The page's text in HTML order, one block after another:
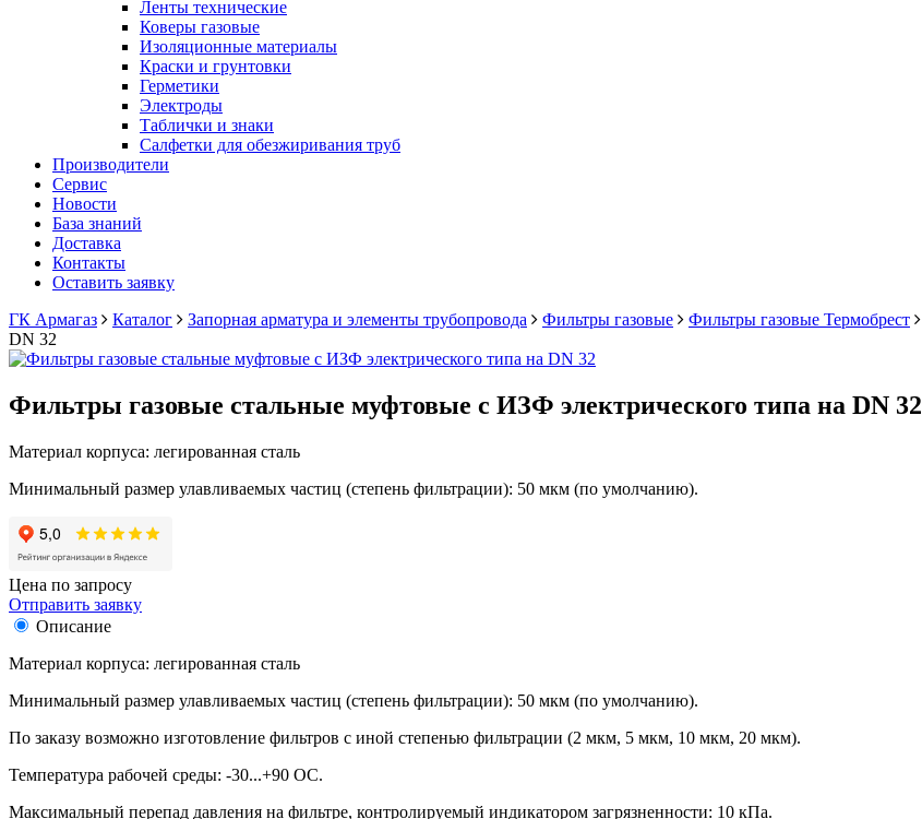
Ленты технические
Коверы газовые
Изоляционные материалы
Краски и грунтовки
Герметики
Электроды
Таблички и знаки
Салфетки для обезжиривания труб
Производители
Сервис
Новости
База знаний
Доставка
Контакты
Оставить заявку
ГК Армагаз
Каталог Запорная арматура и элементы трубопровода Фильтры газовые Фильтры газовые Термобрест
DN 32
Фильтры газовые стальные муфтовые с ИЗФ электрического типа на DN 32
Материал корпуса: легированная сталь
Минимальный размер улавливаемых частиц (степень фильтрации): 50 мкм (по умолчанию).
Цена по запросу
Отправить заявку
Описание
Материал корпуса: легированная сталь
Минимальный размер улавливаемых частиц (степень фильтрации): 50 мкм (по умолчанию).
По заказу возможно изготовление фильтров с иной степенью фильтрации (2 мкм, 5 мкм, 10 мкм, 20 мкм).
Температура рабочей среды: -30...+90 ОС.
Максимальный перепад давления на фильтре, контролируемый индикатором загрязненности: 10 кПа.